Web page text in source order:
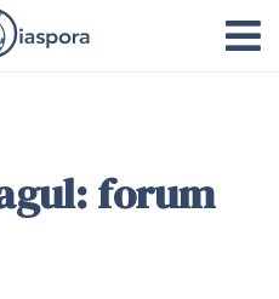
forum